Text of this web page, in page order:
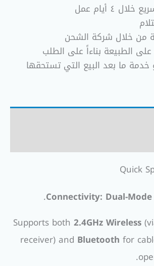
٤ أيام عمل
من خلال شركة الشحن
الطبيعة بناءاً على الطلب
ما بعد البيع التي تستحقها
Quick
Connectivity: Dual-
.
Supports both 2.4GHz Wireless
receiver) and Bluetooth for